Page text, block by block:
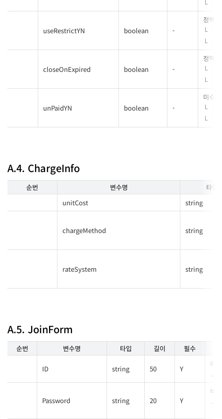
useRestrictYN boolean -
정액
closeOnExpired boolean -
정액
unPaidYN boolean -
미수
A.4. ChargeInfo
순번 변수명
타입
unitCost
string
chargeMethod string
rateSystem string
A.5. JoinForm
순번 변수명 타입 길이 필수
ID string 50 Y
아
Password string 20 Y
비